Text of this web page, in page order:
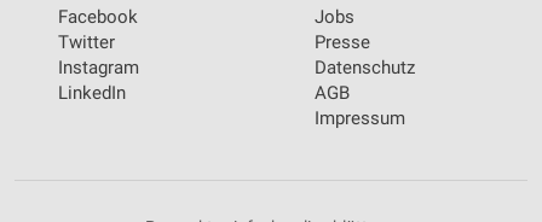
Facebook
Twitter
Instagram
LinkedIn
Jobs
Presse
Datenschutz
AGB
Impressum